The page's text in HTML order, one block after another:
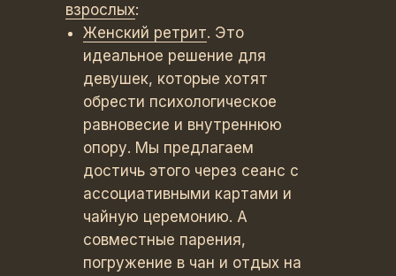
взрослых:
Женский ретрит. Это
идеальное решение для
девушек, которые хотят
обрести психологическое
равновесие и внутреннюю
опору. Мы предлагаем
достичь этого через сеанс с
ассоциативными картами и
чайную церемонию. А
совместные парения,
погружение в чан и отдых на